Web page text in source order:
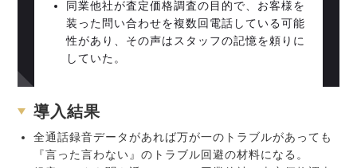
同業他社が査定価格調査の目的で、お客様を
装った問い合わせを複数回電話している可能
性があり、その声はスタッフの記憶を頼りに
していた。
導入結果
全通話録音データがあれば万が一のトラブルがあっても
『言った言わない』のトラブル回避の材料になる。